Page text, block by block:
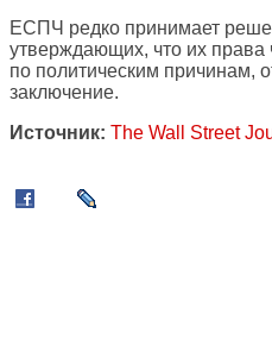
ЕСПЧ редко принимает
утверждающих, что их
по политическим причинам,
заключение.
Источник: The Wall Street